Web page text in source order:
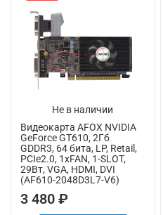
Не в наличии
Видеокарта AFOX NVIDIA
GeForce GT610, 2Гб
GDDR3, 64 бита, LP, Retail,
PCIe2.0, 1xFAN, 1-SLOT,
29Вт, VGA, HDMI, DVI
(AF610-2048D3L7-V6)
3 480 ₽